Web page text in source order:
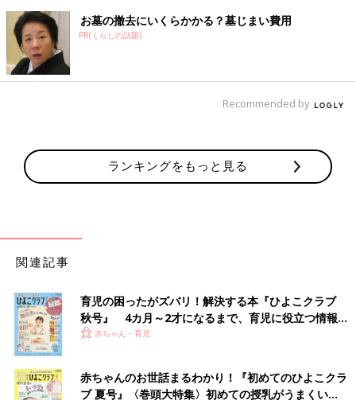
お墓の撤去にいくらかかる？墓じまい費用
PR(くらしの話題)
Recommended by
ランキングをもっと見る
関連記事
育児の困ったがズバリ！解決する本『ひよこクラブ
秋号』 4カ月～2才になるまで、育児に役立つ情報が
いっぱい！
赤ちゃん・育児
赤ちゃんのお世話まるわかり！『初めてのひよこクラ
ブ 夏号』〈巻頭大特集〉初めての授乳がうまくい